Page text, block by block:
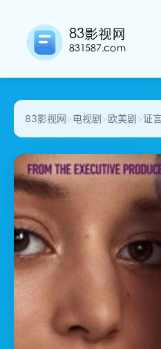
83影视网>电视剧>欧美剧>证